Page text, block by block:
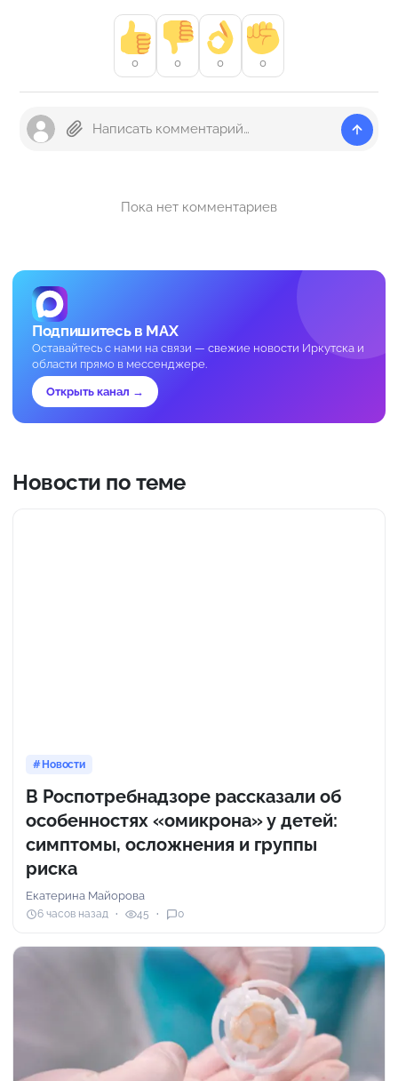
0 0 0 0
Пока нет комментариев
Подпишитесь в MAX
Оставайтесь с нами на связи — свежие новости Иркутска и
области прямо в мессенджере.
Открыть канал →
Новости по теме
Новости
В Роспотребнадзоре рассказали об
особенностях «омикрона» у детей:
симптомы, осложнения и группы
риска
Екатерина Майорова
6 часов назад 45 0